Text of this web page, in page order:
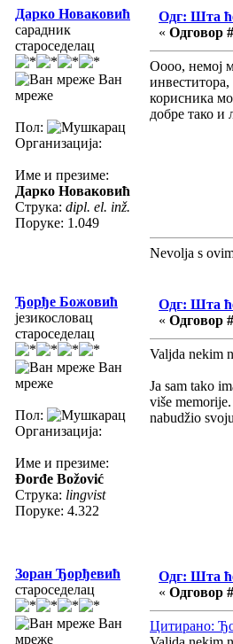
Дарко Новаковић
сарадник
староседелац
Ван
мреже
Пол:
Организација:
Име и презиме:
Дарко Новаковић
Струка: dipl. el. inž.
Поруке: 1.049
Одг: Шта
« Одговор
Оооо, немој
корисника
добре тако и
Nevolja s
Ђорђе Божовић
језикословац
староседелац
Ван
мреже
Пол:
Организација:
Име и презиме:
Đorđe Božović
Струка: lingvist
Поруке: 4.322
Одг: Шта
« Одговор
Valjda nekim
Ja sam tako
više
nabudžio
Зоран Ђорђевић
староседелац
Ван
мреже
Одг: Шта
« Одговор
Цитирано: